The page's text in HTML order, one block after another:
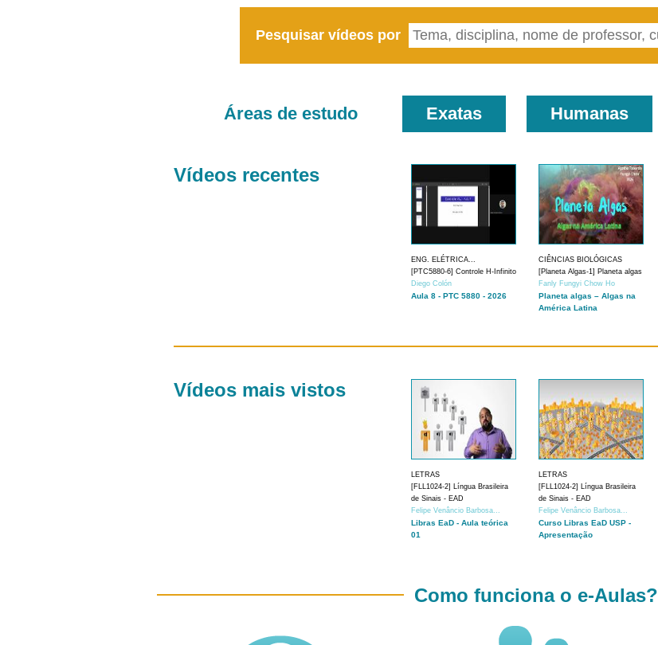
Pesquisar vídeos por
Áreas de estudo Exatas Humanas
Vídeos recentes
ENG. ELÉTRICA...
[PTC5880-6] Controle H-Infinito
Diego Colón
Aula 8 - PTC 5880 - 2026
CIÊNCIAS BIOLÓGICAS
[Planeta Algas-1] Planeta algas
Fanly Fungyi Chow Ho
Planeta algas – Algas na
América Latina
Vídeos mais vistos
LETRAS
[FLL1024-2] Língua Brasileira
de Sinais - EAD
Felipe Venâncio Barbosa...
Libras EaD - Aula teórica
01
LETRAS
[FLL1024-2] Língua Brasileira
de Sinais - EAD
Felipe Venâncio Barbosa...
Curso Libras EaD USP -
Apresentação
Como funciona o e-Aulas?